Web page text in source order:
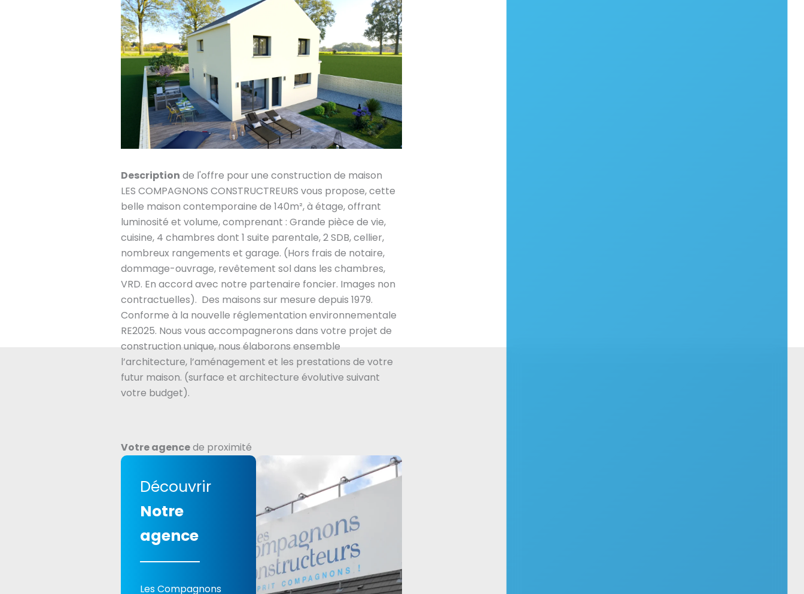
Description de l'offre pour une construction de maison
LES COMPAGNONS CONSTRUCTREURS vous propose, cette
belle maison contemporaine de 140m², à étage, offrant
luminosité et volume, comprenant : Grande pièce de vie,
cuisine, 4 chambres dont 1 suite parentale, 2 SDB, cellier,
nombreux rangements et garage. (Hors frais de notaire,
dommage-ouvrage, revêtement sol dans les chambres,
VRD. En accord avec notre partenaire foncier. Images non
contractuelles). Des maisons sur mesure depuis 1979.
Conforme à la nouvelle réglementation environnementale
RE2025. Nous vous accompagnerons dans votre projet de
construction unique, nous élaborons ensemble
l’architecture, l’aménagement et les prestations de votre
futur maison. (surface et architecture évolutive suivant
votre budget).
Votre agencede proximité
Découvrir
Notre
agence
Les Compagnons